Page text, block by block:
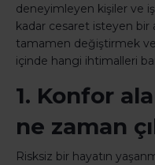
deneyimleyen kişiler ve
kadar cesaret isteyen bir
tamamen değiştirmek ve
içinde hangi ihtimalleri
1. Konfor
ne zaman
Risksiz bir hayatın